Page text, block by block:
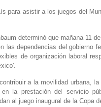
para asistir a los juegos del
determinó que mañana 11
dependencias del gobierno
de organización laboral
a la movilidad urbana,
la prestación del servicio
al juego inaugural de la Copa